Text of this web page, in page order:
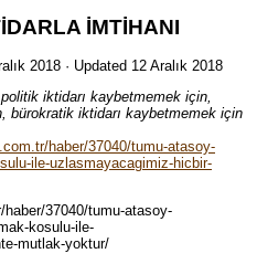
İMTİHANI
2018 · Updated 12 Aralık 2018
iktidarı kaybetmemek için,
bürokratik iktidarı kaybetmemek için
haber/37040/tumu-atasoy-
ile-uzlasmayacagimiz-hicbir-
37040/tumu-atasoy-
kosulu-ile-
mutlak-yoktur/